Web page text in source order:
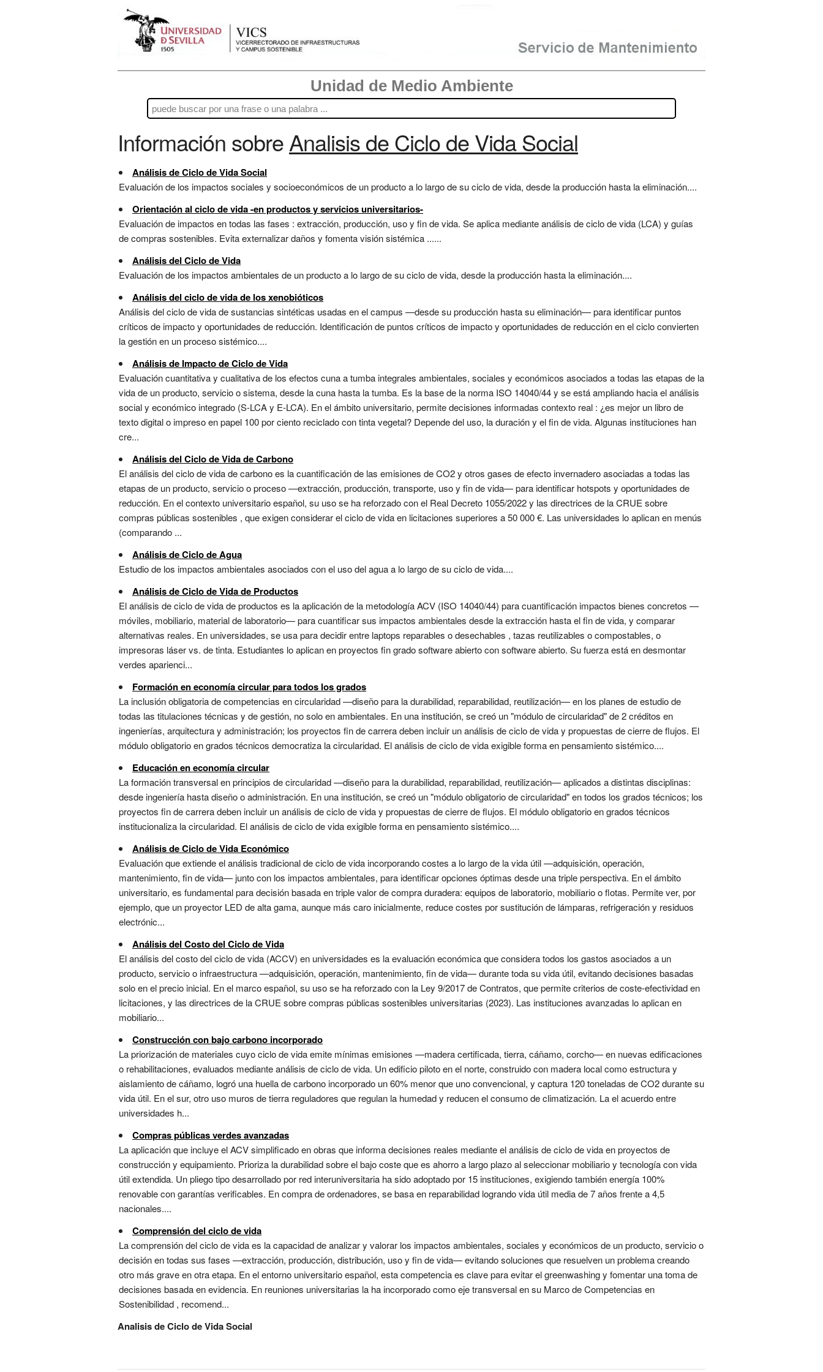
Unidad de Medio Ambiente
Información sobreAnalisis de Ciclo de Vida Social
Análisis de Ciclo de Vida Social
Evaluación de los impactos sociales y socioeconómicos de un producto a lo largo de su ciclo de vida, desde la producción hasta la eliminación....
Orientación al ciclo de vida -en productos y servicios universitarios-
Evaluación de impactos en todas las fases : extracción, producción, uso y fin de vida. Se aplica mediante análisis de ciclo de vida (LCA) y guías
de compras sostenibles. Evita externalizar daños y fomenta visión sistémica ......
Análisis del Ciclo de Vida
Evaluación de los impactos ambientales de un producto a lo largo de su ciclo de vida, desde la producción hasta la eliminación....
Análisis del ciclo de vida de los xenobióticos
Análisis del ciclo de vida de sustancias sintéticas usadas en el campus —desde su producción hasta su eliminación— para identificar puntos
críticos de impacto y oportunidades de reducción. Identificación de puntos críticos de impacto y oportunidades de reducción en el ciclo convierten
la gestión en un proceso sistémico....
Análisis de Impacto de Ciclo de Vida
Evaluación cuantitativa y cualitativa de los efectos cuna a tumba integrales ambientales, sociales y económicos asociados a todas las etapas de la
vida de un producto, servicio o sistema, desde la cuna hasta la tumba. Es la base de la norma ISO 14040/44 y se está ampliando hacia el análisis
social y económico integrado (S-LCA y E-LCA). En el ámbito universitario, permite decisiones informadas contexto real : ¿es mejor un libro de
texto digital o impreso en papel 100 por ciento reciclado con tinta vegetal? Depende del uso, la duración y el fin de vida. Algunas instituciones han
cre...
Análisis del Ciclo de Vida de Carbono
El análisis del ciclo de vida de carbono es la cuantificación de las emisiones de CO2 y otros gases de efecto invernadero asociadas a todas las
etapas de un producto, servicio o proceso —extracción, producción, transporte, uso y fin de vida— para identificar hotspots y oportunidades de
reducción. En el contexto universitario español, su uso se ha reforzado con el Real Decreto 1055/2022 y las directrices de la CRUE sobre
compras públicas sostenibles , que exigen considerar el ciclo de vida en licitaciones superiores a 50 000 €. Las universidades lo aplican en menús
(comparando ...
Análisis de Ciclo de Agua
Estudio de los impactos ambientales asociados con el uso del agua a lo largo de su ciclo de vida....
Análisis de Ciclo de Vida de Productos
El análisis de ciclo de vida de productos es la aplicación de la metodología ACV (ISO 14040/44) para cuantificación impactos bienes concretos —
móviles, mobiliario, material de laboratorio— para cuantificar sus impactos ambientales desde la extracción hasta el fin de vida, y comparar
alternativas reales. En universidades, se usa para decidir entre laptops reparables o desechables , tazas reutilizables o compostables, o
impresoras láser vs. de tinta. Estudiantes lo aplican en proyectos fin grado software abierto con software abierto. Su fuerza está en desmontar
verdes aparienci...
Formación en economía circular para todos los grados
La inclusión obligatoria de competencias en circularidad —diseño para la durabilidad, reparabilidad, reutilización— en los planes de estudio de
todas las titulaciones técnicas y de gestión, no solo en ambientales. En una institución, se creó un "módulo de circularidad" de 2 créditos en
ingenierías, arquitectura y administración; los proyectos fin de carrera deben incluir un análisis de ciclo de vida y propuestas de cierre de flujos. El
módulo obligatorio en grados técnicos democratiza la circularidad. El análisis de ciclo de vida exigible forma en pensamiento sistémico....
Educación en economía circular
La formación transversal en principios de circularidad —diseño para la durabilidad, reparabilidad, reutilización— aplicados a distintas disciplinas:
desde ingeniería hasta diseño o administración. En una institución, se creó un "módulo obligatorio de circularidad" en todos los grados técnicos; los
proyectos fin de carrera deben incluir un análisis de ciclo de vida y propuestas de cierre de flujos. El módulo obligatorio en grados técnicos
institucionaliza la circularidad. El análisis de ciclo de vida exigible forma en pensamiento sistémico....
Análisis de Ciclo de Vida Económico
Evaluación que extiende el análisis tradicional de ciclo de vida incorporando costes a lo largo de la vida útil —adquisición, operación,
mantenimiento, fin de vida— junto con los impactos ambientales, para identificar opciones óptimas desde una triple perspectiva. En el ámbito
universitario, es fundamental para decisión basada en triple valor de compra duradera: equipos de laboratorio, mobiliario o flotas. Permite ver, por
ejemplo, que un proyector LED de alta gama, aunque más caro inicialmente, reduce costes por sustitución de lámparas, refrigeración y residuos
electrónic...
Análisis del Costo del Ciclo de Vida
El análisis del costo del ciclo de vida (ACCV) en universidades es la evaluación económica que considera todos los gastos asociados a un
producto, servicio o infraestructura —adquisición, operación, mantenimiento, fin de vida— durante toda su vida útil, evitando decisiones basadas
solo en el precio inicial. En el marco español, su uso se ha reforzado con la Ley 9/2017 de Contratos, que permite criterios de coste-efectividad en
licitaciones, y las directrices de la CRUE sobre compras públicas sostenibles universitarias (2023). Las instituciones avanzadas lo aplican en
mobiliario...
Construcción con bajo carbono incorporado
La priorización de materiales cuyo ciclo de vida emite mínimas emisiones —madera certificada, tierra, cáñamo, corcho— en nuevas edificaciones
o rehabilitaciones, evaluados mediante análisis de ciclo de vida. Un edificio piloto en el norte, construido con madera local como estructura y
aislamiento de cáñamo, logró una huella de carbono incorporado un 60% menor que uno convencional, y captura 120 toneladas de CO2 durante su
vida útil. En el sur, otro uso muros de tierra reguladores que regulan la humedad y reducen el consumo de climatización. La el acuerdo entre
universidades h...
Compras públicas verdes avanzadas
La aplicación que incluye el ACV simplificado en obras que informa decisiones reales mediante el análisis de ciclo de vida en proyectos de
construcción y equipamiento. Prioriza la durabilidad sobre el bajo coste que es ahorro a largo plazo al seleccionar mobiliario y tecnología con vida
útil extendida. Un pliego tipo desarrollado por red interuniversitaria ha sido adoptado por 15 instituciones, exigiendo también energía 100%
renovable con garantías verificables. En compra de ordenadores, se basa en reparabilidad logrando vida útil media de 7 años frente a 4,5
nacionales....
Comprensión del ciclo de vida
La comprensión del ciclo de vida es la capacidad de analizar y valorar los impactos ambientales, sociales y económicos de un producto, servicio o
decisión en todas sus fases —extracción, producción, distribución, uso y fin de vida— evitando soluciones que resuelven un problema creando
otro más grave en otra etapa. En el entorno universitario español, esta competencia es clave para evitar el greenwashing y fomentar una toma de
decisiones basada en evidencia. En reuniones universitarias la ha incorporado como eje transversal en su Marco de Competencias en
Sostenibilidad , recomend...
Analisis de Ciclo de Vida Social